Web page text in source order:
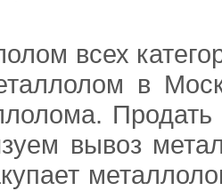
всех
в
вывоз